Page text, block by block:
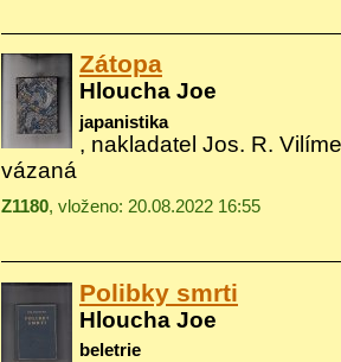
Zátopa
Hloucha Joe
japanistika
, nakladatel Jos. R.
vázaná
Z1180, vloženo: 20.08.2022 16:55
Polibky smrti
Hloucha Joe
beletrie